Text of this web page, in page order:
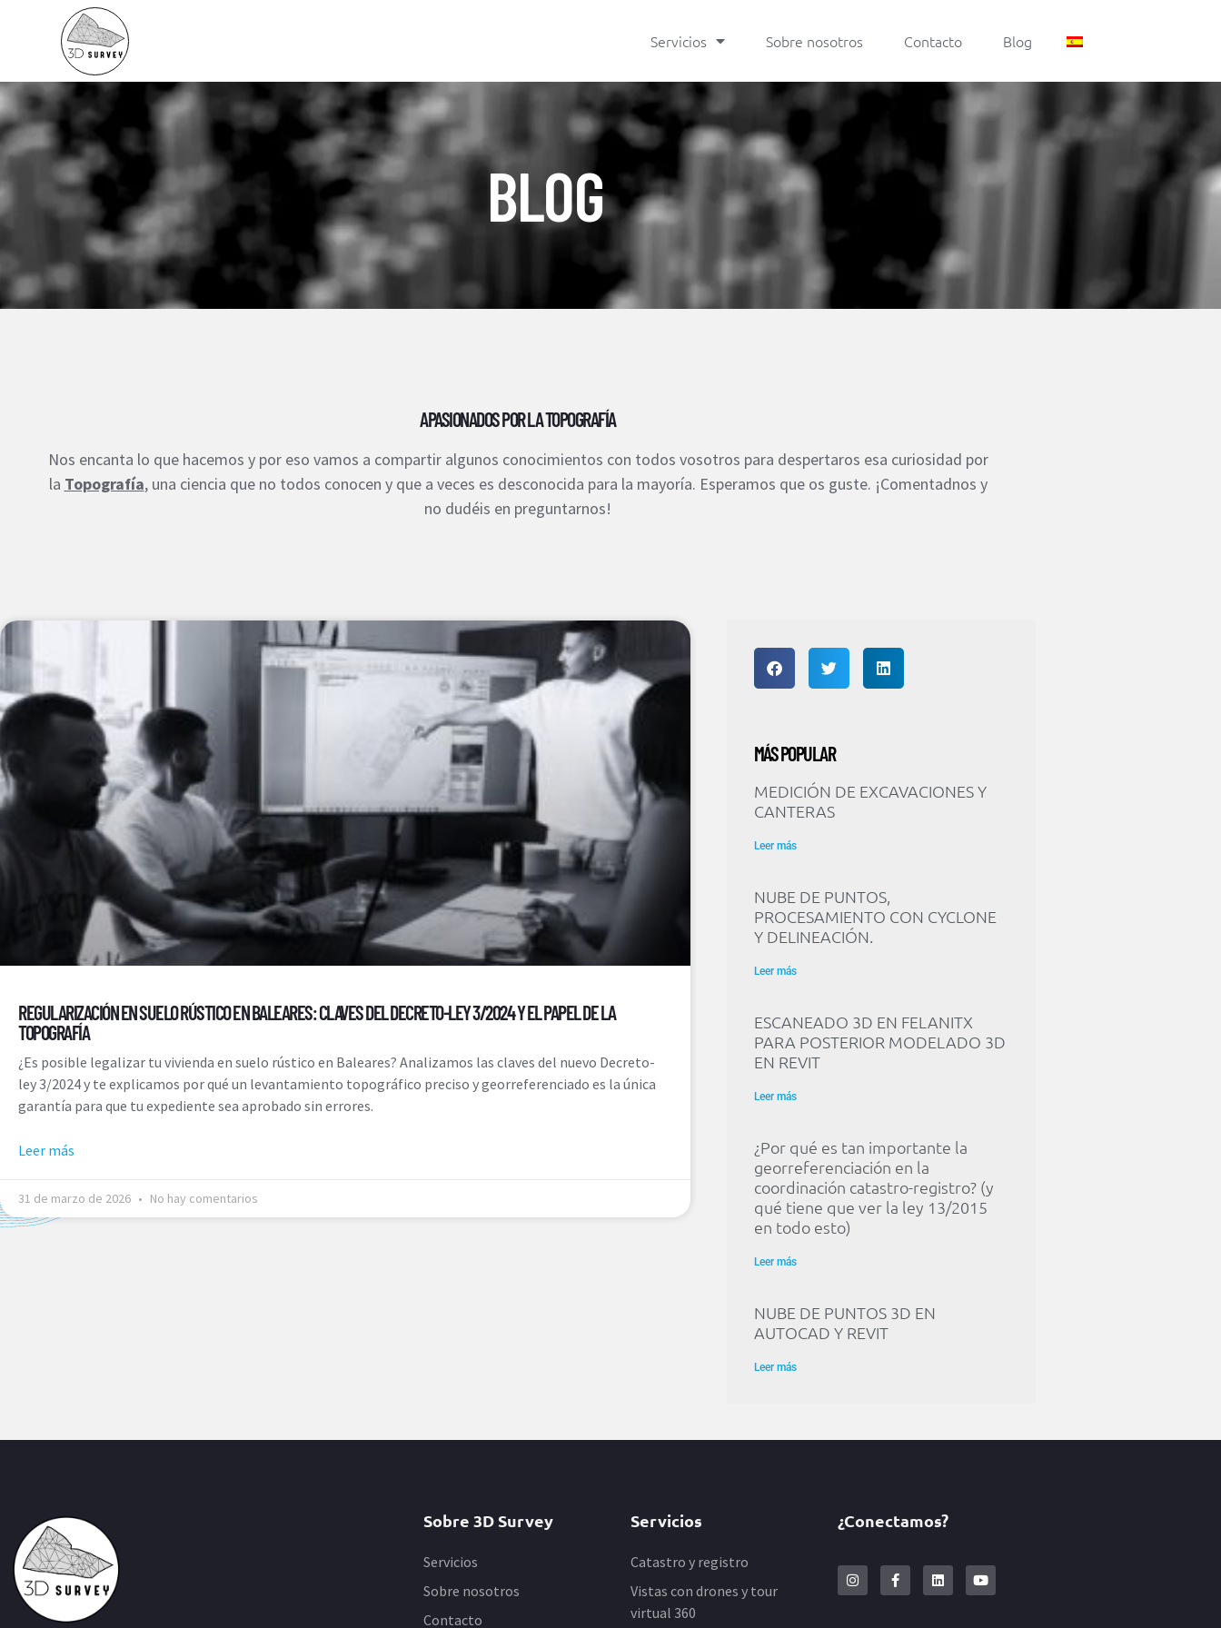
Servicios Sobre nosotros Contacto Blog
BLOG
APASIONADOS POR LA TOPOGRAFÍA
Nos encanta lo que hacemos y por eso vamos a compartir algunos conocimientos con todos vosotros para despertaros esa curiosidad por
la Topografía, una ciencia que no todos conocen y que a veces es desconocida para la mayoría. Esperamos que os guste. ¡Comentadnos y
no dudéis en preguntarnos!
REGULARIZACIÓN EN SUELO RÚSTICO EN BALEARES: CLAVES DEL DECRETO-LEY 3/2024 Y EL PAPEL DE LA
TOPOGRAFÍA
¿Es posible legalizar tu vivienda en suelo rústico en Baleares? Analizamos las claves del nuevo Decreto-
ley 3/2024 y te explicamos por qué un levantamiento topográfico preciso y georreferenciado es la única
garantía para que tu expediente sea aprobado sin errores.
Leer más
31 de marzo de 2026 No hay comentarios
MÁS POPULAR
MEDICIÓN DE EXCAVACIONES Y
CANTERAS
Leer más
NUBE DE PUNTOS,
PROCESAMIENTO CON CYCLONE
Y DELINEACIÓN.
Leer más
ESCANEADO 3D EN FELANITX
PARA POSTERIOR MODELADO 3D
EN REVIT
Leer más
¿Por qué es tan importante la
georreferenciación en la
coordinación catastro-registro? (y
qué tiene que ver la ley 13/2015
en todo esto)
Leer más
NUBE DE PUNTOS 3D EN
AUTOCAD Y REVIT
Leer más
Sobre 3D Survey
Servicios
Sobre nosotros
Contacto
Servicios
Catastro y registro
Vistas con drones y tour
virtual 360
¿Conectamos?